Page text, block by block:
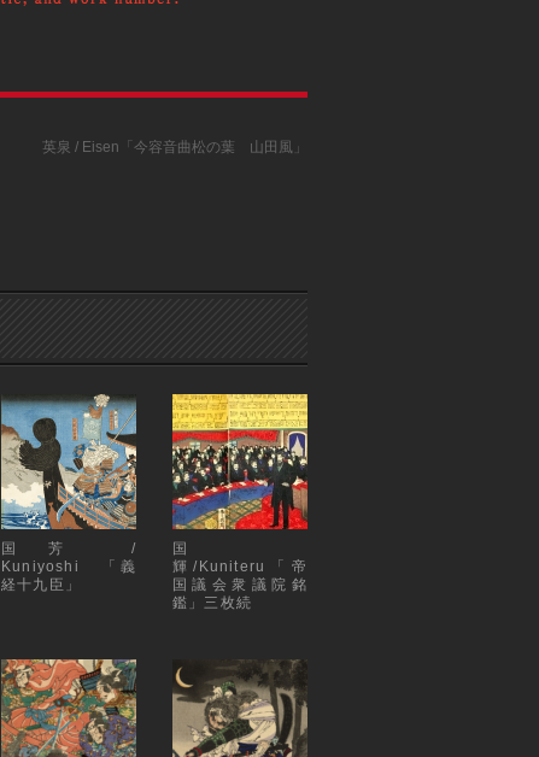
英泉 / Eisen「今容音曲松の葉 山田風」
国芳 /
Kuniyoshi 「義
経十九臣」
国
輝/Kuniteru「帝
国議会衆議院銘
鑑」三枚続